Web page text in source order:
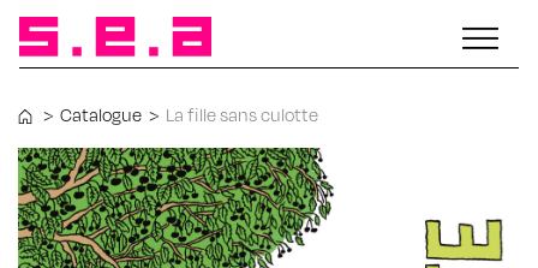
> Catalogue > La fille sans culotte